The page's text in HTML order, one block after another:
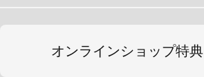
オンラインショップ特典